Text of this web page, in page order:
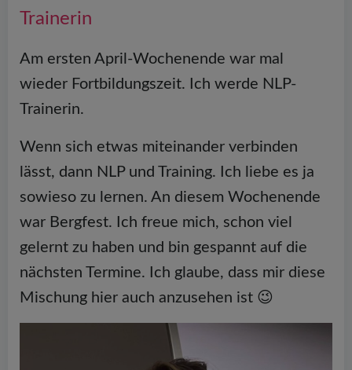
Trainerin
Am ersten April-Wochenende war mal
wieder Fortbildungszeit. Ich werde NLP-
Trainerin.
Wenn sich etwas miteinander verbinden
lässt, dann NLP und Training. Ich liebe es ja
sowieso zu lernen. An diesem Wochenende
war Bergfest. Ich freue mich, schon viel
gelernt zu haben und bin gespannt auf die
nächsten Termine. Ich glaube, dass mir diese
Mischung hier auch anzusehen ist 😉